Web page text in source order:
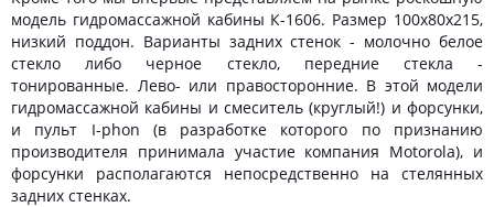
модель гидромассажной кабины К-1606. Размер 100х80х215,
низкий поддон. Варианты задних стенок - молочно белое
стекло либо черное стекло, передние стекла -
тонированные. Лево- или правосторонние. В этой модели
гидромассажной кабины и смеситель (круглый!) и форсунки,
и пульт I-phon (в разработке которого по признанию
производителя принимала участие компания Motorola), и
форсунки располагаются непосредственно на стелянных
задних стенках.